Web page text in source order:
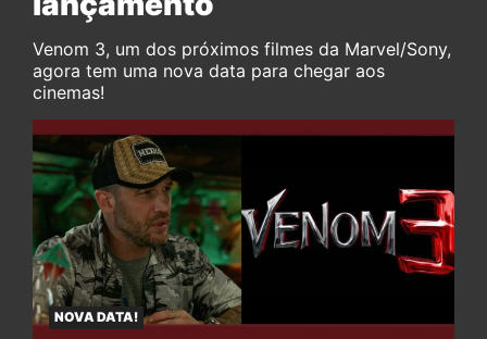
Venom 3, um dos próximos filmes da Marvel/Sony,
agora tem uma nova data para chegar aos
cinemas!
NOVA DATA!